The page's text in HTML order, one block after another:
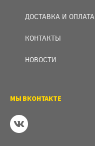
ДОСТАВКА И ОПЛАТА
КОНТАКТЫ
НОВОСТИ
МЫ ВКОНТАКТЕ